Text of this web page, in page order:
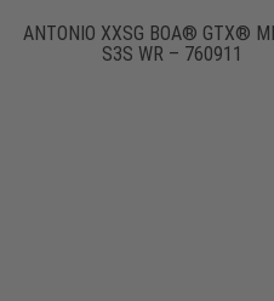
ANTONIO XXSG BOA® GTX®
S3S WR – 760911